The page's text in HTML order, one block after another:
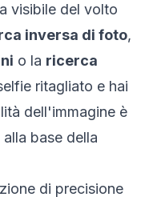
visibile del volto
inversa di foto,
o la ricerca
ritagliato e hai
dell'immagine è
base della
di precisione